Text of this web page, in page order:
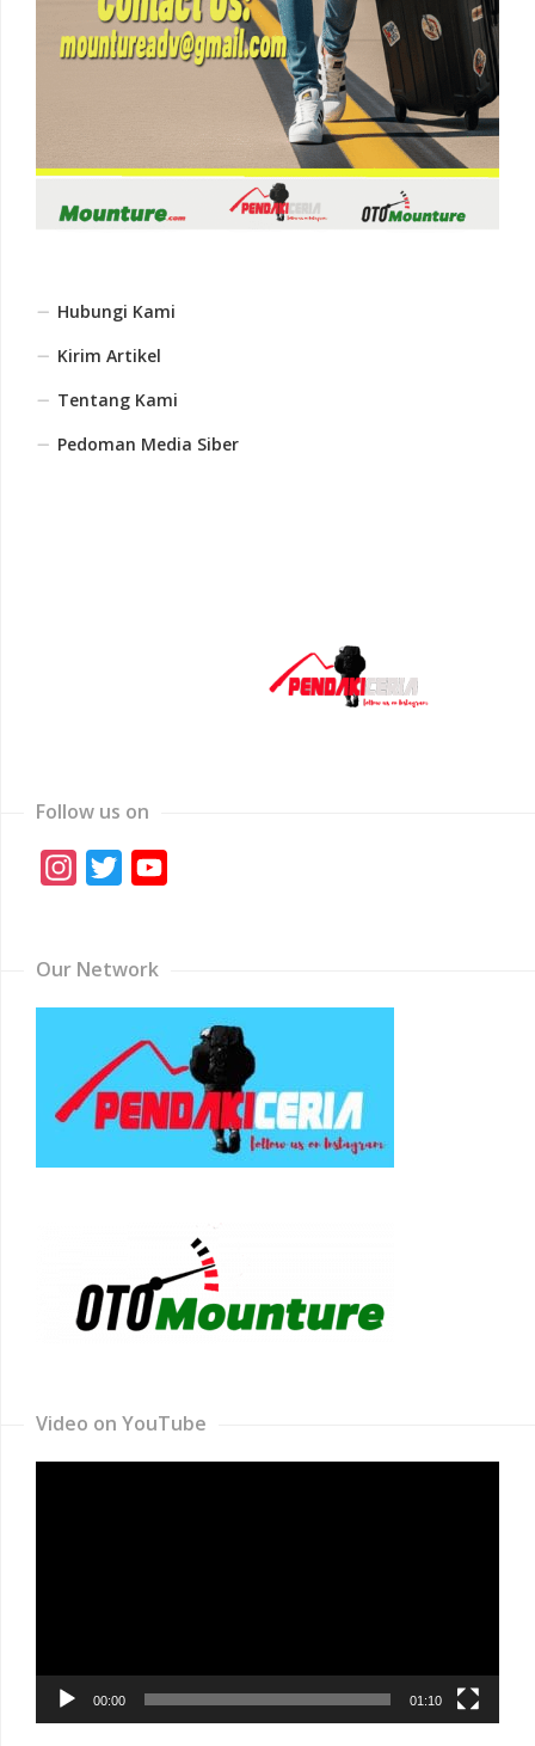
Hubungi Kami
Kirim Artikel
Tentang Kami
Pedoman Media Siber
Follow us on
Instagram
Twitter
Our Network
Video on YouTube
00:00 01:10